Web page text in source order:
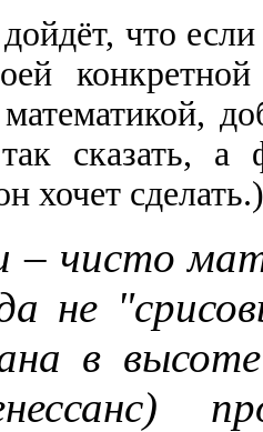
что
сказать, а
хочет сделать.)
– чисто
не
в